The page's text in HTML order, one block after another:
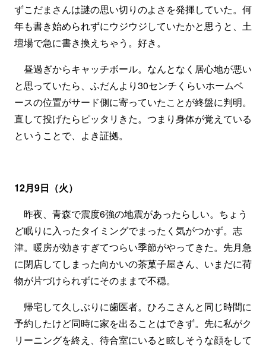
ずこだまさんは謎の思い切りのよさを発揮していた。何
年も書き始められずにウジウジしていたかと思うと、土
壇場で急に書き換えちゃう。好き。
昼過ぎからキャッチボール。なんとなく居心地が悪い
と思っていたら、ふだんより30センチくらいホームベ
ースの位置がサード側に寄っていたことが終盤に判明。
直して投げたらピッタリきた。つまり身体が覚えている
ということで、よき証拠。
12月9日（火）
昨夜、青森で震度6強の地震があったらしい。ちょう
ど眠りに入ったタイミングでまったく気がつかず。志
津。暖房が効きすぎてつらい季節がやってきた。先月急
に閉店してしまった向かいの茶菓子屋さん、いまだに荷
物が片づけられずにそのままで不穏。
帰宅して久しぶりに歯医者。ひろこさんと同じ時間に
予約したけど同時に家を出ることはできず。先に私がク
リーニングを終え、待合室にいると眩しそうな顔をして